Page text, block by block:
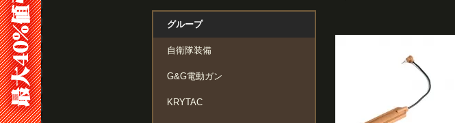
グループ
自衛隊装備
G&G電動ガン
KRYTAC